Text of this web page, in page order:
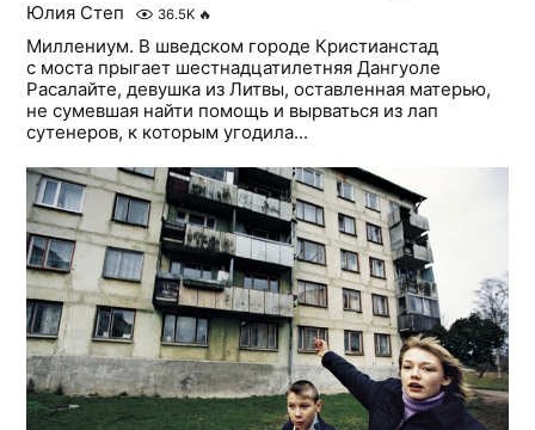
Юлия Степ 36.5K 🔥
Миллениум. В шведском городе Кристианстад
с моста прыгает шестнадцатилетняя Дангуоле
Расалайте, девушка из Литвы, оставленная матерью,
не сумевшая найти помощь и вырваться из лап
сутенеров, к которым угодила...